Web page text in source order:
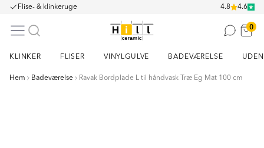
Flise- & klinkeruge 4.8 4.6
0
KLINKER FLISER VINYLGULVE BADEVÆRELSE
Hem Badeværelse Ravak Bordplade L til håndvask Træ Eg Mat 100 cm